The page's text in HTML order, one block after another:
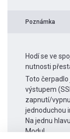
Poznámka
Hodí se ve
nutnosti
Toto
výstupem
zapnutí/
jednoduchou
Na jednu
Modul.